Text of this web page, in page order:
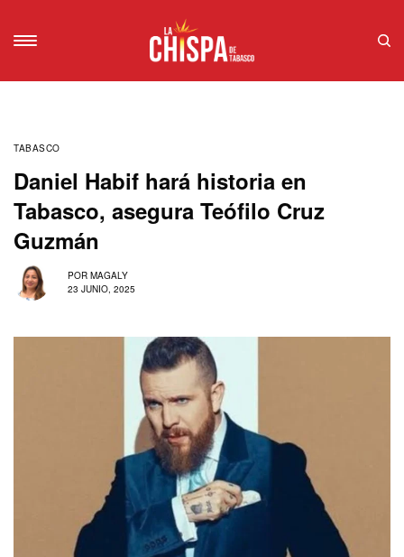
TABASCO
Daniel Habif hará historia en
Tabasco, asegura Teófilo Cruz
Guzmán
POR MAGALY
23 JUNIO, 2025